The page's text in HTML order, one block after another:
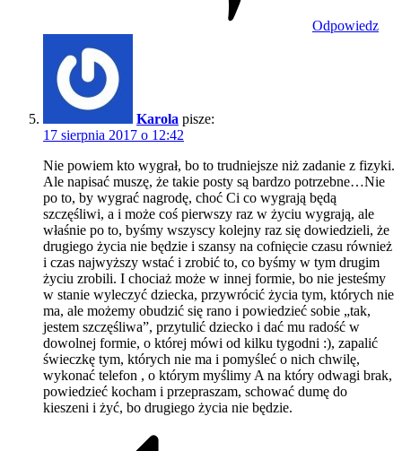
Odpowiedz
Karola pisze:
17 sierpnia 2017 o 12:42
Nie powiem kto wygrał, bo to trudniejsze niż zadanie z fizyki.
Ale napisać muszę, że takie posty są bardzo potrzebne…Nie
po to, by wygrać nagrodę, choć Ci co wygrają będą
szczęśliwi, a i może coś pierwszy raz w życiu wygrają, ale
właśnie po to, byśmy wszyscy kolejny raz się dowiedzieli, że
drugiego życia nie będzie i szansy na cofnięcie czasu również
i czas najwyższy wstać i zrobić to, co byśmy w tym drugim
życiu zrobili. I chociaż może w innej formie, bo nie jesteśmy
w stanie wyleczyć dziecka, przywrócić życia tym, których nie
ma, ale możemy obudzić się rano i powiedzieć sobie „tak,
jestem szczęśliwa”, przytulić dziecko i dać mu radość w
dowolnej formie, o której mówi od kilku tygodni :), zapalić
świeczkę tym, których nie ma i pomyśleć o nich chwilę,
wykonać telefon , o którym myślimy A na który odwagi brak,
powiedzieć kocham i przepraszam, schować dumę do
kieszeni i żyć, bo drugiego życia nie będzie.